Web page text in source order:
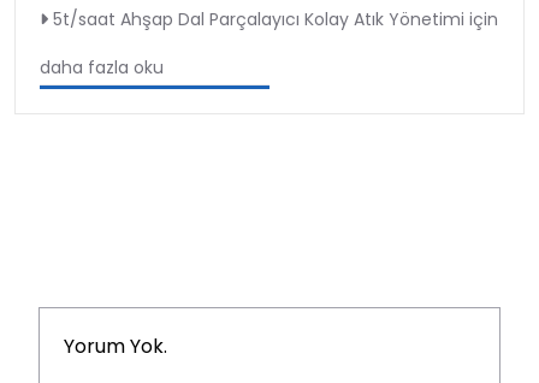
5t/saat Ahşap Dal Parçalayıcı Kolay Atık Yönetimi için
daha fazla oku
Yorum Yok.